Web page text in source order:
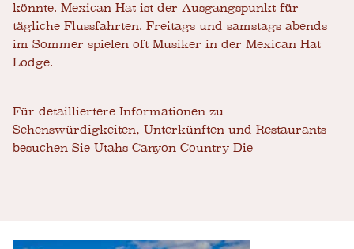
könnte. Mexican Hat ist der Ausgangspunkt für
tägliche Flussfahrten. Freitags und samstags abends
im Sommer spielen oft Musiker in der Mexican Hat
Lodge.
Für detailliertere Informationen zu
Sehenswürdigkeiten, Unterkünften und Restaurants
besuchen Sie Utahs Canyon Country Die